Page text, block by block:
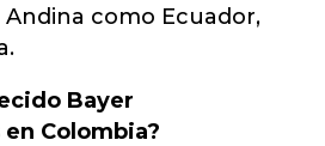
Andina como Ecuador,
Bayer
Colombia?